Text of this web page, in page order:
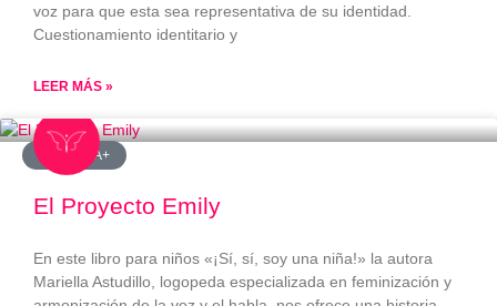
voz para que esta sea representativa de su identidad.
Cuestionamiento identitario y
LEER MÁS »
#LGBTQIA+
El Proyecto Emily
En este libro para niños «¡Sí, sí, soy una niña!» la autora
Mariella Astudillo, logopeda especializada en feminización y